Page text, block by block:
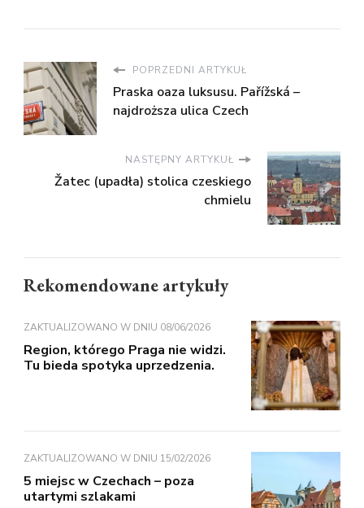
POPRZEDNI ARTYKUŁ
Praska oaza luksusu. Pařížská –
najdroższa ulica Czech
NASTĘPNY ARTYKUŁ
Žatec (upadła) stolica czeskiego
chmielu
Rekomendowane artykuły
ZAKTUALIZOWANO W DNIU 08/06/2026
Region, którego Praga nie widzi.
Tu bieda spotyka uprzedzenia.
ZAKTUALIZOWANO W DNIU 15/02/2026
5 miejsc w Czechach – poza
utartymi szlakami